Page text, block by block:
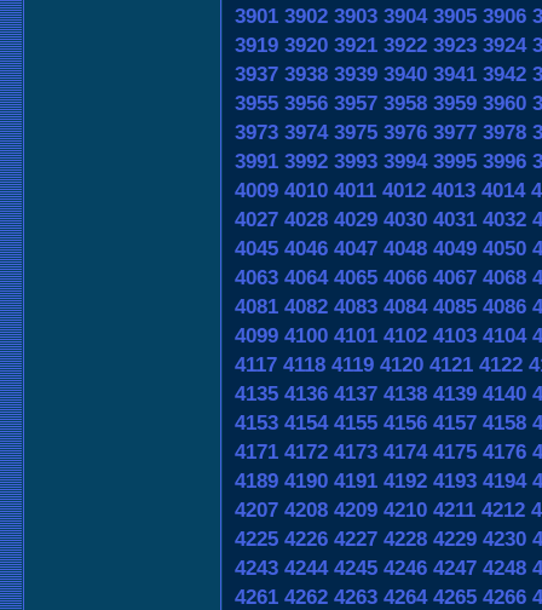
3901 3902 3903 3904 3905 3906
3919 3920 3921 3922 3923 3924
3937 3938 3939 3940 3941 3942
3955 3956 3957 3958 3959 3960
3973 3974 3975 3976 3977 3978
3991 3992 3993 3994 3995 3996
4009 4010 4011 4012 4013 4014
4027 4028 4029 4030 4031 4032
4045 4046 4047 4048 4049 4050
4063 4064 4065 4066 4067 4068
4081 4082 4083 4084 4085 4086
4099 4100 4101 4102 4103 4104
4117 4118 4119 4120 4121 4122
4135 4136 4137 4138 4139 4140
4153 4154 4155 4156 4157 4158
4171 4172 4173 4174 4175 4176
4189 4190 4191 4192 4193 4194
4207 4208 4209 4210 4211 4212
4225 4226 4227 4228 4229 4230
4243 4244 4245 4246 4247 4248
4261 4262 4263 4264 4265 4266